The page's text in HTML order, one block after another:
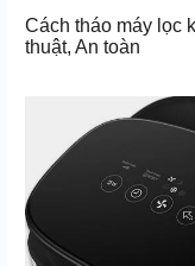
Cách tháo máy lọc
thuật, An toàn